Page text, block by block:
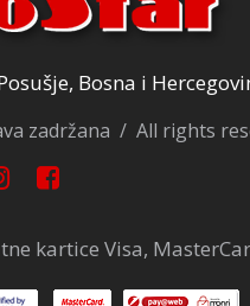
Bosna i
zadržana / All rights
kartice Visa,